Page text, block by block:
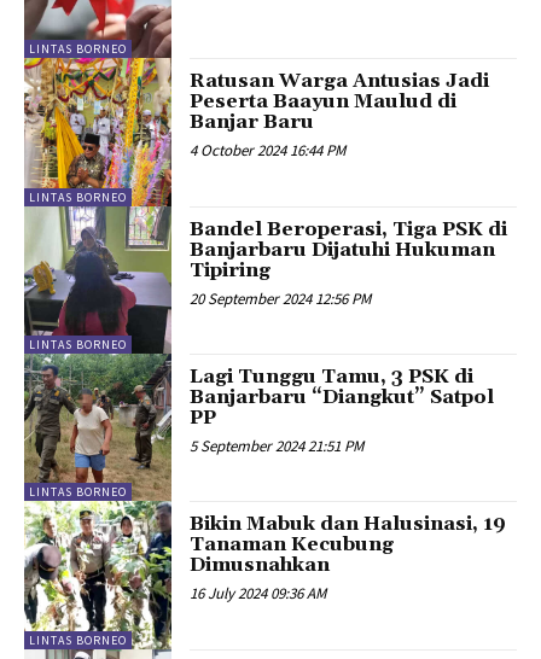
LINTAS BORNEO
LINTAS BORNEO
Ratusan Warga Antusias Jadi
Peserta Baayun Maulud di
Banjar Baru
4 October 2024 16:44 PM
LINTAS BORNEO
Bandel Beroperasi, Tiga PSK di
Banjarbaru Dijatuhi Hukuman
Tipiring
20 September 2024 12:56 PM
LINTAS BORNEO
Lagi Tunggu Tamu, 3 PSK di
Banjarbaru “Diangkut” Satpol
PP
5 September 2024 21:51 PM
LINTAS BORNEO
Bikin Mabuk dan Halusinasi, 19
Tanaman Kecubung
Dimusnahkan
16 July 2024 09:36 AM